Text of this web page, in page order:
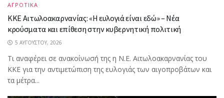
ΑΓΡΟΤΙΚΑ
ΚΚΕ Αιτωλοακαρνανίας: «Η ευλογιά είναι εδώ» – Νέα
κρούσματα και επίθεση στην κυβερνητική πολιτική
5 ΑΥΓΟΎΣΤΟΥ, 2026
Τι αναφέρει σε ανακοίνωσή της η Ν.Ε. Αιτωλοακαρνανίας του
ΚΚΕ για την αντιμετώπιση της ευλογιάς των αιγοπροβάτων και
τα μέτρα...